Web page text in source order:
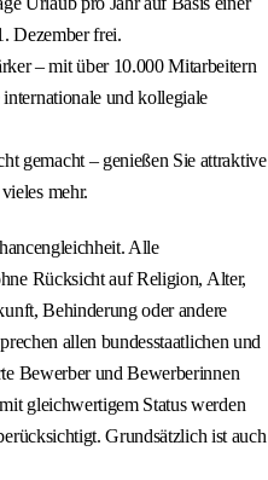
Dezember frei.
– mit über 10.000 Mitarbeitern
und kollegiale
gemacht – genießen Sie attraktive
mehr.
Alle
Rücksicht auf Religion, Alter,
Behinderung oder andere
allen bundesstaatlichen und
Bewerber und Bewerberinnen
gleichwertigem Status werden
Grundsätzlich ist auch